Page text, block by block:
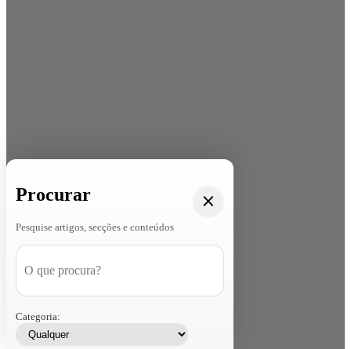
Procurar
Pesquise artigos, secções e conteúdos
Categoria: